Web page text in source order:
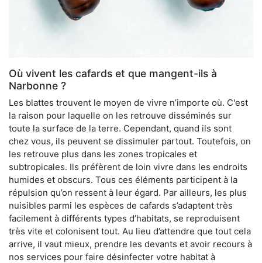
Où vivent les cafards et que mangent-ils à
Narbonne ?
Les blattes trouvent le moyen de vivre n’importe où. C'est
la raison pour laquelle on les retrouve disséminés sur
toute la surface de la terre. Cependant, quand ils sont
chez vous, ils peuvent se dissimuler partout. Toutefois, on
les retrouve plus dans les zones tropicales et
subtropicales. Ils préfèrent de loin vivre dans les endroits
humides et obscurs. Tous ces éléments participent à la
répulsion qu’on ressent à leur égard. Par ailleurs, les plus
nuisibles parmi les espèces de cafards s’adaptent très
facilement à différents types d’habitats, se reproduisent
très vite et colonisent tout. Au lieu d’attendre que tout cela
arrive, il vaut mieux, prendre les devants et avoir recours à
nos services pour faire désinfecter votre habitat à